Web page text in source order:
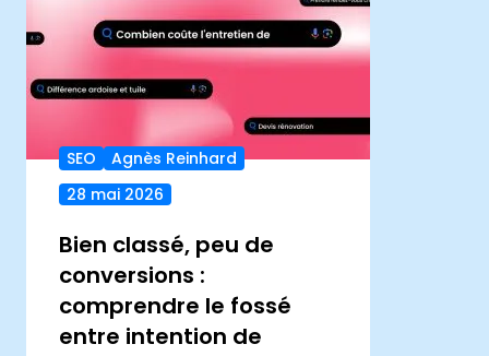
SEO
Agnès Reinhard
28 mai 2026
Bien classé, peu de
conversions :
comprendre le fossé
entre intention de